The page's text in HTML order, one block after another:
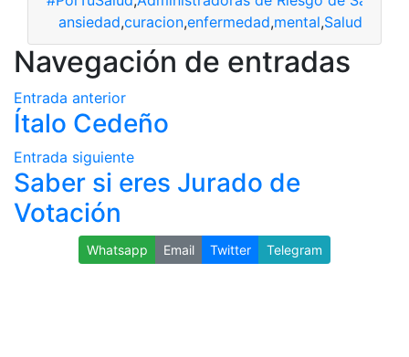
ansiedad,curacion,enfermedad,mental,Salud
Navegación de entradas
Entrada anterior
Ítalo Cedeño
Entrada siguiente
Saber si eres Jurado de
Votación
Whatsapp Email Twitter Telegram